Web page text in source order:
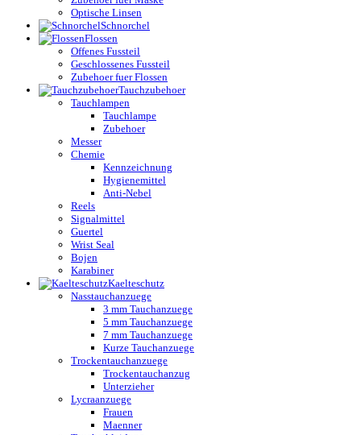
Optische Linsen
Schnorchel
Flossen
Offenes Fussteil
Geschlossenes Fussteil
Zubehoer fuer Flossen
Tauchzubehoer
Tauchlampen
Tauchlampe
Zubehoer
Messer
Chemie
Kennzeichnung
Hygienemittel
Anti-Nebel
Reels
Signalmittel
Guertel
Wrist Seal
Bojen
Karabiner
Kaelteschutz
Nasstauchanzuege
3 mm Tauchanzuege
5 mm Tauchanzuege
7 mm Tauchanzuege
Kurze Tauchanzuege
Trockentauchanzuege
Trockentauchanzug
Unterzieher
Lycraanzuege
Frauen
Maenner